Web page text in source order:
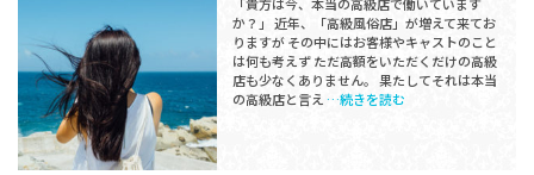
か？」 近年、「高級風俗店」が増えて来てお
りますが その中にはお客様やキャストのこと
は何も考えず ただ高額をいただくだけの高級
店も少なくありません。 果たしてそれは本当
の高級店と言え …続きを読む